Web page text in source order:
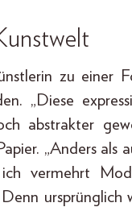
zu einer
„Diese
abstrakter
„Anders
vermehrt